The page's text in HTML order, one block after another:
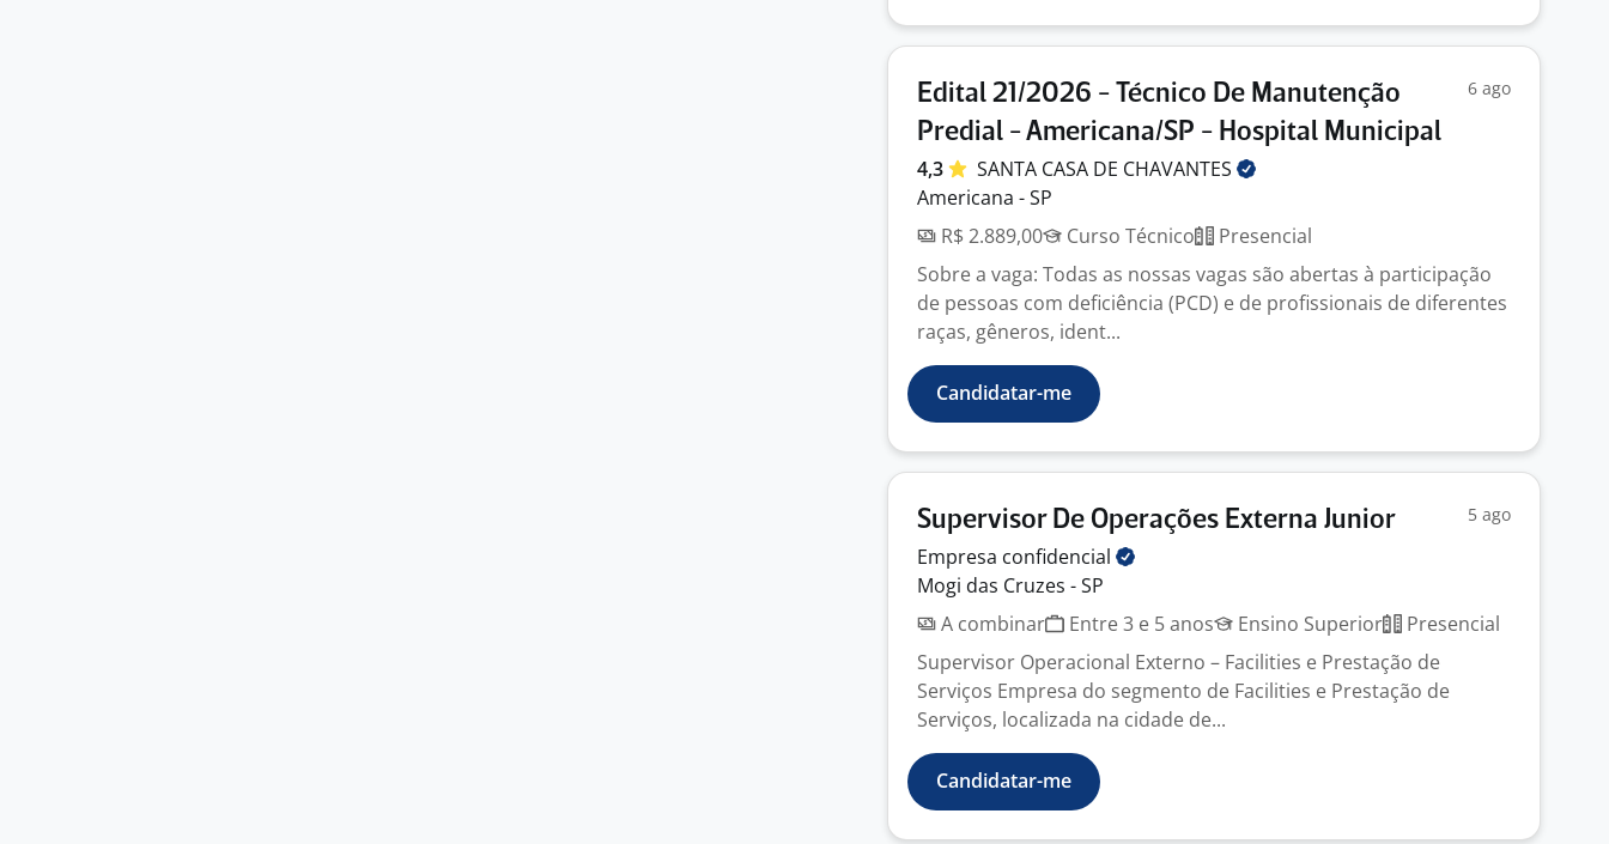
Edital 21/2026 - Técnico De Manutenção
Predial - Americana/SP - Hospital Municipal
6 ago
4,3 SANTA CASA DE CHAVANTES
Americana - SP
R$ 2.889,00
Curso Técnico
Presencial
Sobre a vaga: Todas as nossas vagas são abertas à participação
de pessoas com deficiência (PCD) e de profissionais de diferentes
raças, gêneros, ident...
Candidatar-me
Supervisor De Operações Externa Junior 5 ago
Empresa confidencial
Mogi das Cruzes - SP
A combinar
Entre 3 e 5 anos Ensino Superior
Presencial
Supervisor Operacional Externo – Facilities e Prestação de
Serviços Empresa do segmento de Facilities e Prestação de
Serviços, localizada na cidade de...
Candidatar-me